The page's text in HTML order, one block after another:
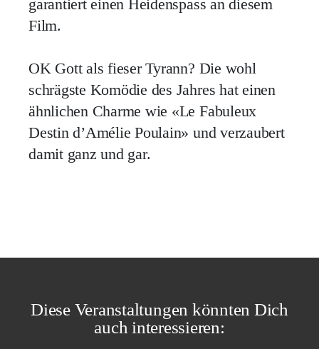
garantiert einen Heidenspass an diesem
Film.
OKGott als fieser Tyrann? Die wohl
schrägste Komödie des Jahres hat einen
ähnlichen Charme wie «Le Fabuleux
Destin d’Amélie Poulain» und verzaubert
damit ganz und gar.
Diese Veranstaltungen könnten Dich
auch interessieren: